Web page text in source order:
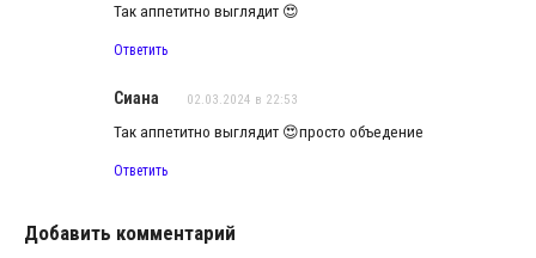
Так аппетитно выглядит 😍
Ответить
Сиана 02.03.2024 в 22:53
Так аппетитно выглядит 😍просто объедение
Ответить
Добавить комментарий